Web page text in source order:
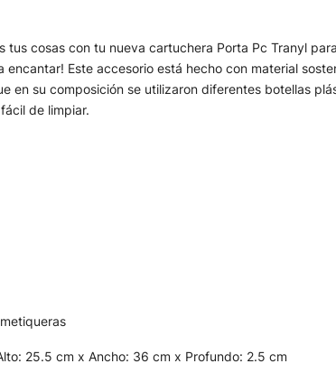
tus cosas con tu nueva cartuchera Porta Pc Tranyl
encantar! Este accesorio está hecho con material
en su composición se utilizaron diferentes botellas
de limpiar.
25.5 cm x Ancho: 36 cm x Profundo: 2.5 cm